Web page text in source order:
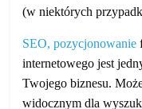
(w niektórych
SEO, pozycjonowanie
internetowego jest
Twojego biznesu.
widocznym dla